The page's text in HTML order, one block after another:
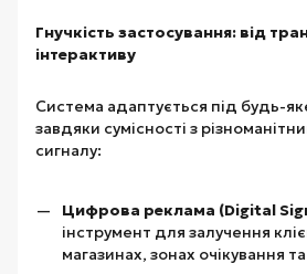
Гнучкість застосування: від
інтерактиву
Система адаптується під будь-
завдяки сумісності з
сигналу:
Цифрова реклама (Digital
інструмент для залучення
магазинах, зонах очікування